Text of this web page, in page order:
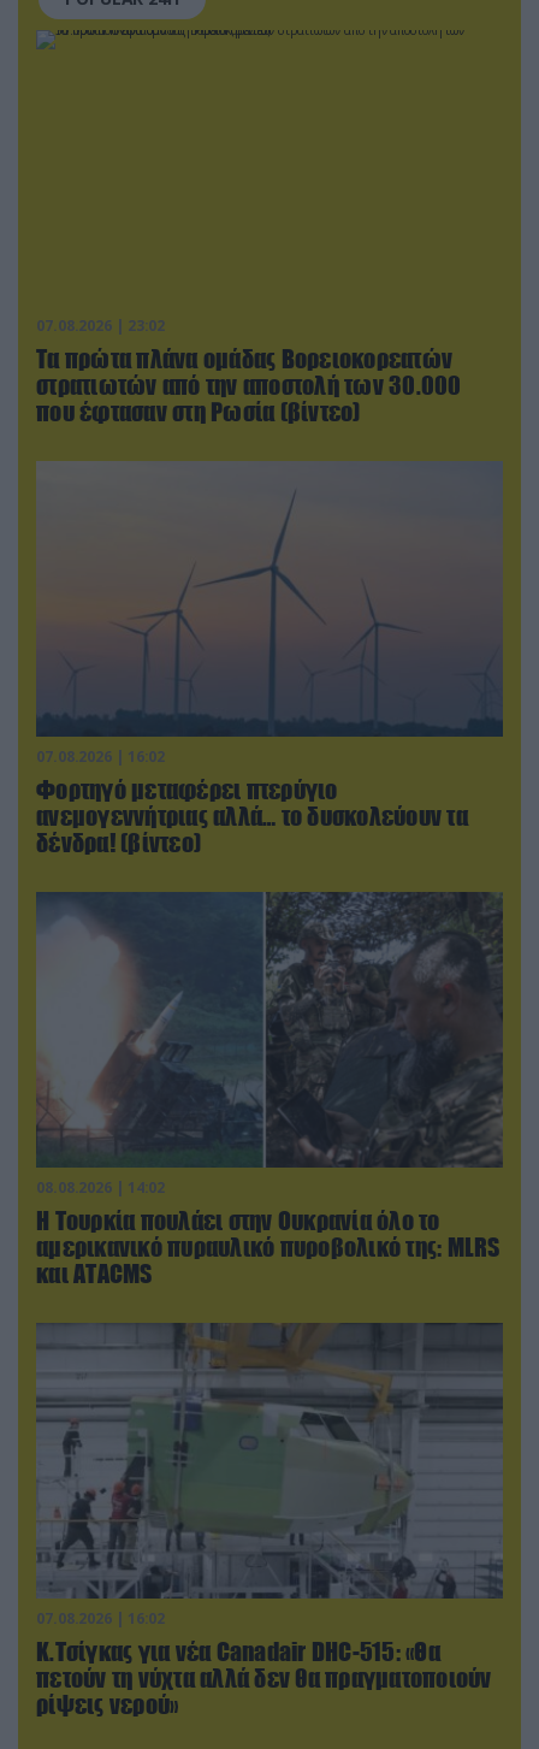
07.08.2026 | 23:02
Τα πρώτα πλάνα ομάδας Βορειοκορεατών
στρατιωτών από την αποστολή των 30.000
που έφτασαν στη Ρωσία (βίντεο)
07.08.2026 | 16:02
Φορτηγό μεταφέρει πτερύγιο
ανεμογεννήτριας αλλά… το δυσκολεύουν τα
δένδρα! (βίντεο)
08.08.2026 | 14:02
Η Τουρκία πουλάει στην Ουκρανία όλο το
αμερικανικό πυραυλικό πυροβολικό της: MLRS
και ΑΤΑCMS
07.08.2026 | 16:02
Κ.Τσίγκας για νέα Canadair DHC-515: «Θα
πετούν τη νύχτα αλλά δεν θα πραγματοποιούν
ρίψεις νερού»